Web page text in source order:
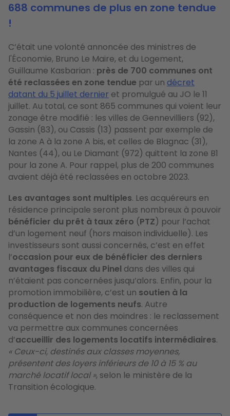
688 communes de plus en zone tendue
!
C’était une volonté annoncée des ministres de
l'Économie, Bruno Le Maire, et du Logement,
Guillaume Kasbarian : près de 700 communes ont
été reclassées en zone tendue par un décret
datant du 5 juillet dernier et promulgué au JO le 11
juillet. Au total, ce sont 865 communes qui voient leur
zonage être modifié : les villes de Gennevilliers (92),
Gassin (83), ou Cassis (13) passent par exemple de
la zone A à la zone A bis, et celles de Blagnac (31),
Nantes (44), ou Le Diamant (972) quittent la zone B1
pour la zone A. Pour rappel, plus de 200 communes
avaient déjà été reclassées en octobre 2023.
Les avantages sont multiples. Les acquéreurs en
résidence principale seront plus nombreux à pouvoir
bénéficier du prêt à taux zéro (PTZ) pour l’achat
d’un logement neuf (hors maison individuelle). Les
investisseurs sont aussi concernés, c’est en effet
l’occasion pour eux de bénéficier des derniers
avantages fiscaux du Pinel dans des villes qui
n’étaient pas concernées jusqu’alors. Enfin, pour la
promotion immobilière, c’est un soutien à la
production de logements neufs. Autre
conséquence et non des moindres : le reclassement
va permettre aux communes concernées
d’accueillir des logements locatifs intermédiaires.
« Ceux-ci, destinés aux classes moyennes,
présentent des loyers inférieurs de 10 à 15 % au
marché locatif local », selon le ministère de la
Transition écologique.